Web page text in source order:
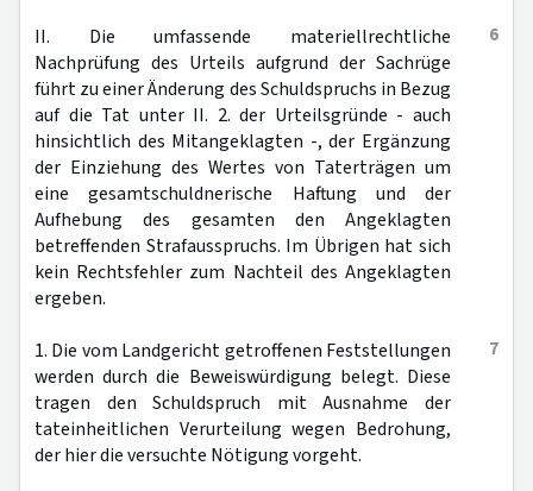
6
II. Die umfassende materiellrechtliche
Nachprüfung des Urteils aufgrund der Sachrüge
führt zu einer Änderung des Schuldspruchs in Bezug
auf die Tat unter II. 2. der Urteilsgründe - auch
hinsichtlich des Mitangeklagten -, der Ergänzung
der Einziehung des Wertes von Taterträgen um
eine gesamtschuldnerische Haftung und der
Aufhebung des gesamten den Angeklagten
betreffenden Strafausspruchs. Im Übrigen hat sich
kein Rechtsfehler zum Nachteil des Angeklagten
ergeben.
7
1. Die vom Landgericht getroffenen Feststellungen
werden durch die Beweiswürdigung belegt. Diese
tragen den Schuldspruch mit Ausnahme der
tateinheitlichen Verurteilung wegen Bedrohung,
der hier die versuchte Nötigung vorgeht.